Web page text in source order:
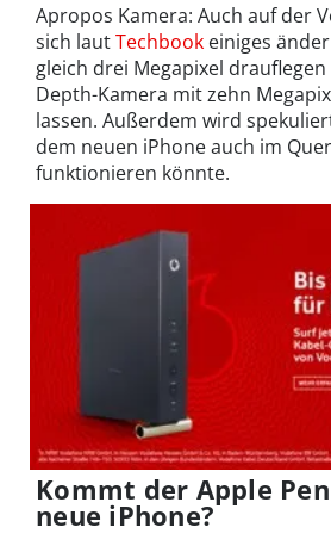
Apropos Kamera: Auch auf der
sich lautTechbook einiges
gleich drei Megapixel
Depth-Kamera mit zehn
lassen. Außerdem wird
dem neuen iPhone auch im
funktionieren könnte.
Kommt der Apple
neue iPhone?